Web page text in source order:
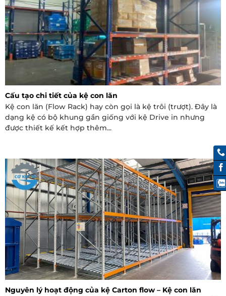
Cấu tạo chi tiết của kệ con lăn
Kệ con lăn (Flow Rack) hay còn gọi là kệ trôi (trượt). Đây là
dạng kệ có bộ khung gần giống với kệ Drive in nhưng
được thiết kế kết hợp thêm...
Nguyên lý hoạt động của kệ Carton flow – Kệ con lăn